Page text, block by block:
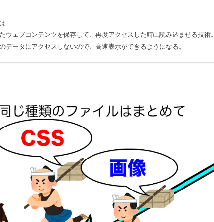
ウェブコンテンツを保存して、再度アクセスした時に読み込ませる技術。
データにアクセスしないので、高速表示ができるようになる。